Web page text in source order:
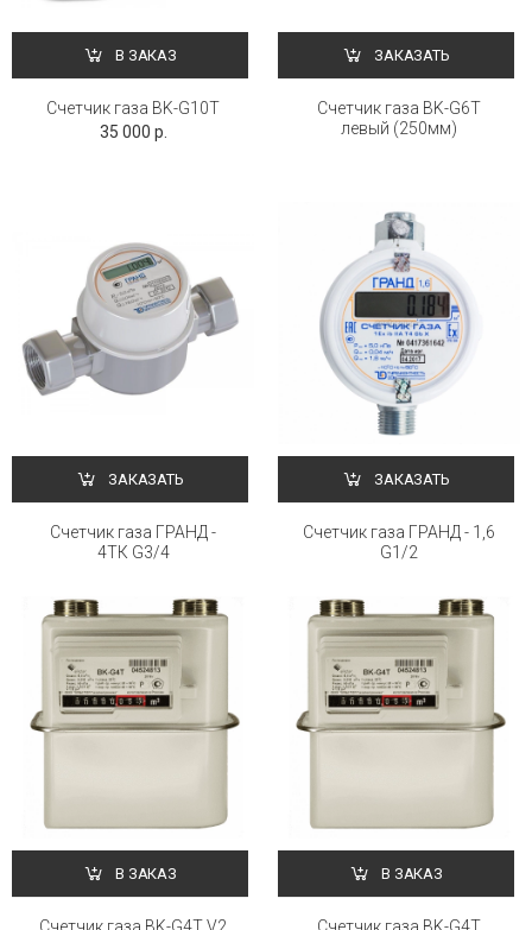
В ЗАКАЗ
Счетчик газа BK-G10Т
35 000 р.
ЗАКАЗАТЬ
Счетчик газа BK-G6Т
левый (250мм)
ЗАКАЗАТЬ
Счетчик газа ГРАНД -
4ТК G3/4
ЗАКАЗАТЬ
Счетчик газа ГРАНД - 1,6
G1/2
В ЗАКАЗ В ЗАКАЗ